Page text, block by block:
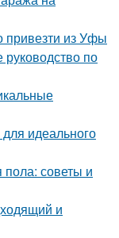
привезти из Уфы
по
идеального
пола: советы и
и